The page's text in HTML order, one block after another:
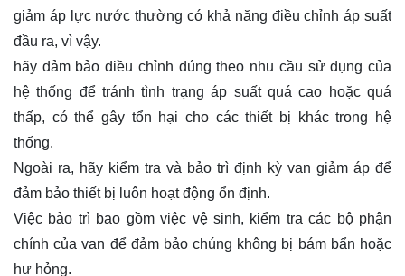
giảm áp lực nước thường có khả năng điều chỉnh áp suất
đầu ra, vì vậy.
hãy đảm bảo điều chỉnh đúng theo nhu cầu sử dụng của
hệ thống để tránh tình trạng áp suất quá cao hoặc quá
thấp, có thể gây tổn hại cho các thiết bị khác trong hệ
thống.
Ngoài ra, hãy kiểm tra và bảo trì định kỳ van giảm áp để
đảm bảo thiết bị luôn hoạt động ổn định.
Việc bảo trì bao gồm việc vệ sinh, kiểm tra các bộ phận
chính của van để đảm bảo chúng không bị bám bẩn hoặc
hư hỏng.